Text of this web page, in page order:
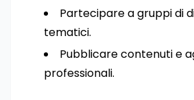
Partecipare a gruppi di
tematici.
Pubblicare contenuti e
professionali.